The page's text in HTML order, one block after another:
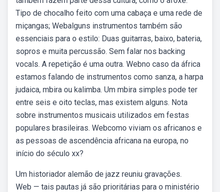
Tipo de chocalho feito com uma cabaça e uma rede de
miçangas; Webalguns instrumentos também são
essenciais para o estilo: Duas guitarras, baixo, bateria,
sopros e muita percussão. Sem falar nos backing
vocals. A repetição é uma outra. Webno caso da áfrica
estamos falando de instrumentos como sanza, a harpa
judaica, mbira ou kalimba. Um mbira simples pode ter
entre seis e oito teclas, mas existem alguns. Nota
sobre instrumentos musicais utilizados em festas
populares brasileiras. Webcomo viviam os africanos e
as pessoas de ascendência africana na europa, no
início do século xx?
Um historiador alemão de jazz reuniu gravações.
Web — tais pautas já são prioritárias para o ministério